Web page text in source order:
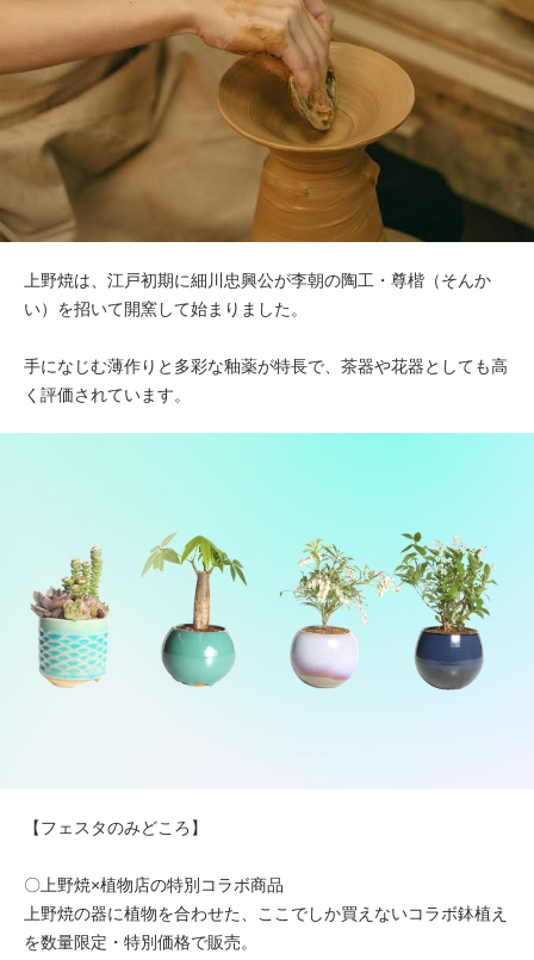
上野焼は、江戸初期に細川忠興公が李朝の陶工・尊楷（そんか
い）を招いて開窯して始まりました。
手になじむ薄作りと多彩な釉薬が特長で、茶器や花器としても高
く評価されています。
【フェスタのみどころ】
〇上野焼×植物店の特別コラボ商品
上野焼の器に植物を合わせた、ここでしか買えないコラボ鉢植え
を数量限定・特別価格で販売。